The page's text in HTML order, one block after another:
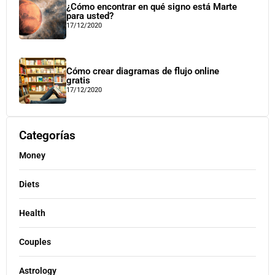
¿Cómo encontrar en qué signo está Marte
para usted?
17/12/2020
Cómo crear diagramas de flujo online
gratis
17/12/2020
Categorías
Money
Diets
Health
Couples
Astrology